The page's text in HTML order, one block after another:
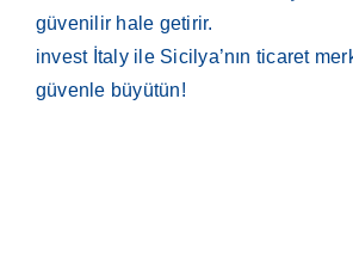
güvenilir hale getirir.
invest İtaly ile Sicilya’nın ticaret
güvenle büyütün!